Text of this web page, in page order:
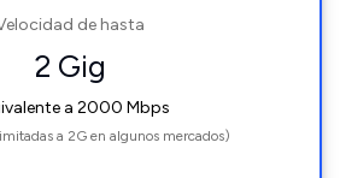
de hasta
2 Gig
a 2000 Mbps
a 2G en algunos mercados)